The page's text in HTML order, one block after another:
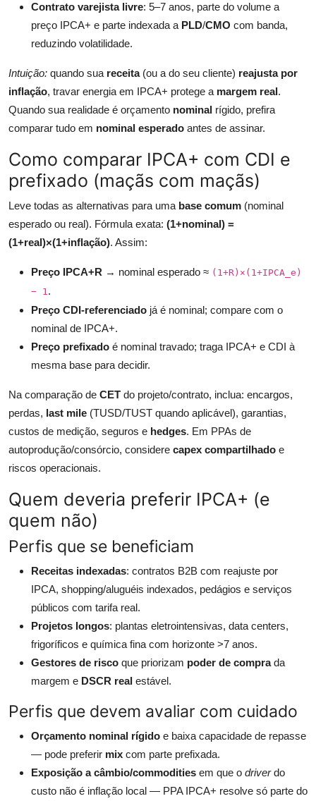
Contrato varejista livre: 5–7 anos, parte do volume a
preço IPCA+ e parte indexada a PLD/CMO com banda,
reduzindo volatilidade.
Intuição: quando sua receita(ou a do seu cliente) reajusta por
inflação, travar energia em IPCA+ protege a margem real.
Quando sua realidade é orçamento nominal rígido, prefira
comparar tudo em nominal esperado antes de assinar.
Como comparar IPCA+ com CDI e
prefixado (maçãs com maçãs)
Leve todas as alternativas para uma base comum (nominal
esperado ou real). Fórmula exata: (1+nominal) =
(1+real)×(1+inflação). Assim:
Preço IPCA+R → nominal esperado ≈ (1+R)×(1+IPCA_e)
− 1.
Preço CDI-referenciado já é nominal; compare com o
nominal de IPCA+.
Preço prefixado é nominal travado; traga IPCA+ e CDI à
mesma base para decidir.
Na comparação de CET do projeto/contrato, inclua: encargos,
perdas, last mile (TUSD/TUST quando aplicável), garantias,
custos de medição, seguros e hedges. Em PPAs de
autoprodução/consórcio, considere capex compartilhado e
riscos operacionais.
Quem deveria preferir IPCA+ (e
quem não)
Perfis que se beneficiam
Receitas indexadas: contratos B2B com reajuste por
IPCA, shopping/aluguéis indexados, pedágios e serviços
públicos com tarifa real.
Projetos longos: plantas eletrointensivas, data centers,
frigoríficos e química fina com horizonte >7 anos.
Gestores de risco que priorizam poder de comprada
margem e DSCR real estável.
Perfis que devem avaliar com cuidado
Orçamento nominal rígido e baixa capacidade de repasse
— pode preferir mix com parte prefixada.
Exposição a câmbio/commodities em que o driverdo
custo não é inflação local — PPA IPCA+ resolve só parte do